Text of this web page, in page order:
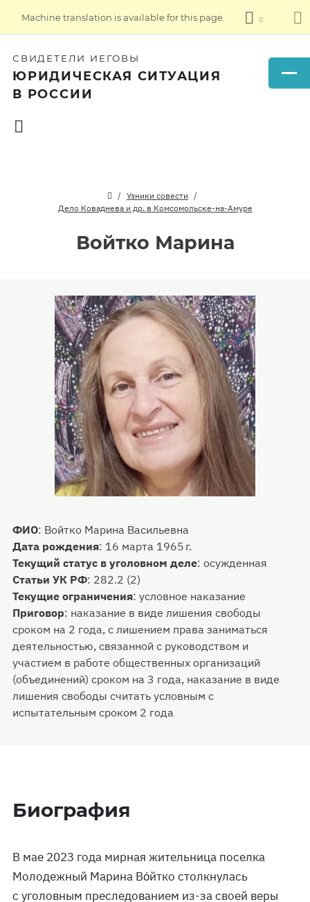
Machine translation is available for this page.
СВИДЕТЕЛИ ИЕГОВЫ
ЮРИДИЧЕСКАЯ СИТУАЦИЯ
В РОССИИ
Узники совести
Дело Коваднева и др. в Комсомольске-на-Амуре
Войтко Марина
ФИО: Войтко Марина Васильевна
Дата рождения: 16 марта 1965 г.
Текущий статус в уголовном деле: осужденная
Статьи УК РФ: 282.2 (2)
Текущие ограничения: условное наказание
Приговор: наказание в виде лишения свободы
сроком на 2 года, с лишением права заниматься
деятельностью, связанной с руководством и
участием в работе общественных организаций
(объединений) сроком на 3 года, наказание в виде
лишения свободы считать условным с
испытательным сроком 2 года
Биография
В мае 2023 года мирная жительница поселка
Молодежный Марина Во́йтко столкнулась
с уголовным преследованием из-за своей веры